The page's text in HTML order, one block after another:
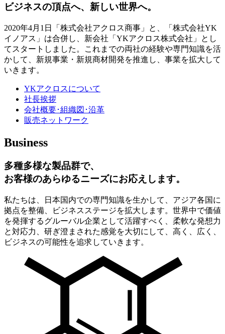
ビジネスの頂点へ、新しい世界へ。
2020年4月1日「株式会社アクロス商事」と、「株式会社YK
イノアス」は合併し、新会社「YKアクロス株式会社」とし
てスタートしました。これまでの両社の経験や専門知識を活
かして、新規事業・新規商材開発を推進し、事業を拡大して
いきます。
YKアクロスについて
社長挨拶
会社概要･組織図･沿革
販売ネットワーク
Business
多種多様な製品群で、
お客様のあらゆるニーズにお応えします。
私たちは、日本国内での専門知識を生かして、アジア各国に
拠点を整備、ビジネスステージを拡大します。世界中で価値
を発揮するグルーバル企業として活躍すべく、柔軟な発想力
と対応力、研ぎ澄まされた感覚を大切にして、高く、広く、
ビジネスの可能性を追求していきます。